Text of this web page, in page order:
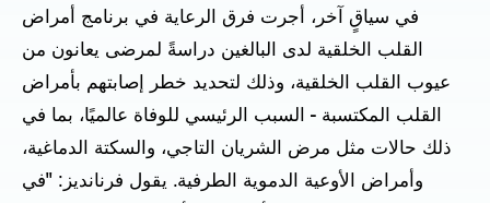
في سياقٍ آخر، أجرت فرق الرعاية في برنامج أمراض
القلب الخلقية لدى البالغين دراسةً لمرضى يعانون من
عيوب القلب الخلقية، وذلك لتحديد خطر إصابتهم بأمراض
القلب المكتسبة - السبب الرئيسي للوفاة عالميًا، بما في
ذلك حالات مثل مرض الشريان التاجي، والسكتة الدماغية،
وأمراض الأوعية الدموية الطرفية. يقول فرنانديز: "في